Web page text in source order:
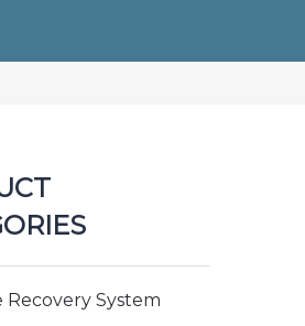
Recovery System